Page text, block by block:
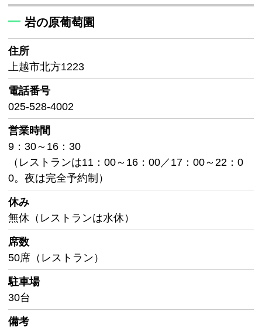
岩の原葡萄園
住所
上越市北方1223
電話番号
025-528-4002
営業時間
9：30～16：30
（レストランは11：00～16：00／17：00～22：0
0。夜は完全予約制）
休み
無休（レストランは水休）
席数
50席（レストラン）
駐車場
30台
備考